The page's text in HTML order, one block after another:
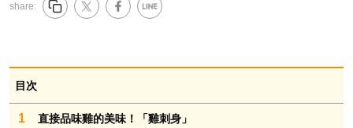
share:
目次
1 直接品味雞的美味！「雞刺身」